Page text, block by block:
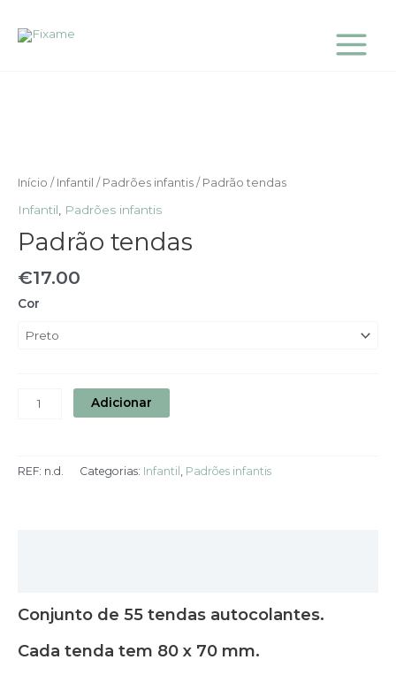
Menu
Início / Infantil / Padrões infantis / Padrão tendas
Infantil Padrões infantis
Padrão tendas
€17.00
Cor
Adicionar
REF: n.d. Categorias: Infantil , Padrões infantis
Conjunto de 55 tendas autocolantes.
Cada tenda tem 80 x 70 mm.